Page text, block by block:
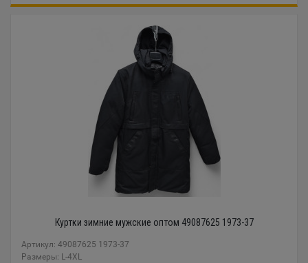
Куртки зимние мужские оптом 49087625 1973-37
Артикул: 49087625 1973-37
Размеры: L-4XL